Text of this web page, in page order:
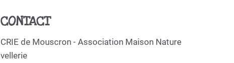
CONTACT
CRIE de Mouscron - Association Maison Nature
vellerie